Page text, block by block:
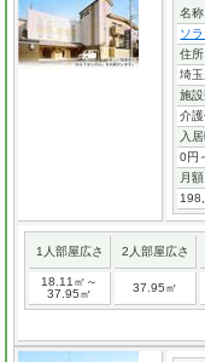
名称
ソ
住所
埼
施
介
入
0円
月額
1人部屋広さ 2人部屋広さ
18.11㎡～
37.95㎡
37.95㎡